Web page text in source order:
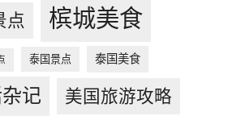
点 槟城美食
泰国景点 泰国美食
记 美国旅游攻略